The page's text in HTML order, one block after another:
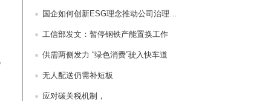
国企如何创新ESG理念推动公司治理改革？
工信部发文：暂停钢铁产能置换工作
供需两侧发力 “绿色消费”驶入快车道
无人配送仍需补短板
应对碳关税机制，